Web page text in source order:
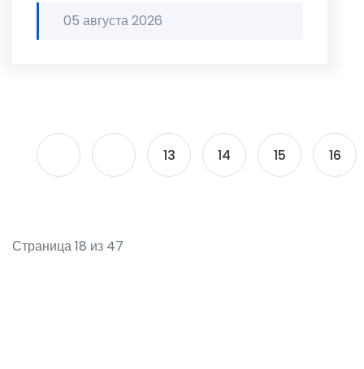
05 августа 2026
13 14 15 16
Страница 18 из 47